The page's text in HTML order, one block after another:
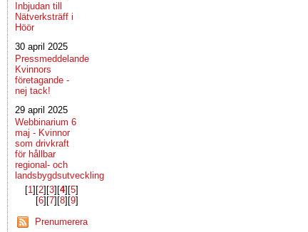
Inbjudan till
Nätverksträff i
Höör
30 april 2025
Pressmeddelande
Kvinnors
företagande -
nej tack!
29 april 2025
Webbinarium 6
maj - Kvinnor
som drivkraft
för hållbar
regional- och
landsbygdsutveckling
[1]​[2]​[3]​[4]​[5]​
[6]​[7]​[8]​[9]​
Prenumerera